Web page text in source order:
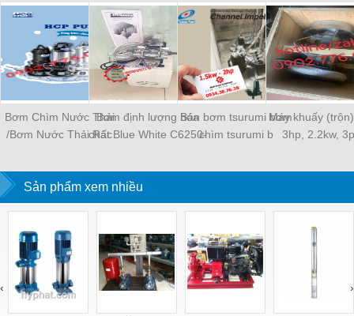
Bơm Chìm Nước Thải
/Bơm Nước Thải Rác
Bơm định lượng hóa
chất Blue White C6250-
Bán bơm tsurumi bơm
chìm tsurumi b
Máy khuấy
3hp, 2.2kw,
Sản phẩm xem nhiều
‹ ›